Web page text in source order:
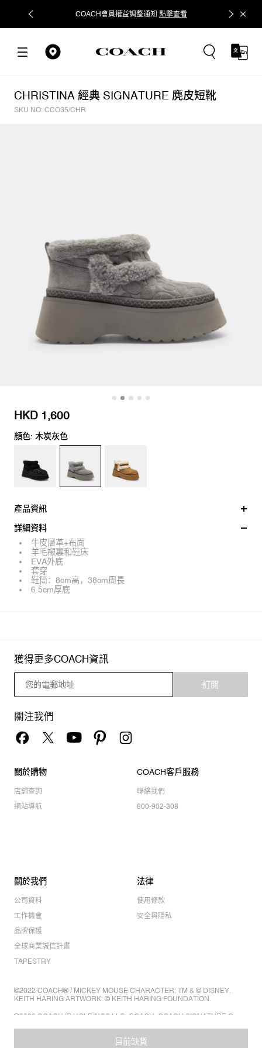
COACH會員權益調整通知 點擊查看 立即追蹤
CHRISTINA 經典 SIGNATURE 麂皮短靴
SKU NO: CCO35/CHR
HKD 1,600
顏色: 木炭灰色
產品資訊
詳細資料
牛皮層革+布面
羊毛襯裏和鞋床
EVA外底
套穿
鞋筒：8cm高，38cm周長
6.5cm厚底
目前缺貨
獲得更多COACH資訊
訂閱
關注我們
關於購物
店舖查詢
網站導航
COACH客戶服務
聯絡我們
800-902-308
關於我們
公司資料
工作機會
品牌保護
全球商業誠信計畫
TAPESTRY
法律
使用條款
安全與隱私
©2022 COACH® / MICKEY MOUSE CHARACTER: TM & © DISNEY.
KEITH HARING ARTWORK: © KEITH HARING FOUNDATION.
©2022 COACH IP HOLDINGS LLC. COACH, COACH SIGNATURE C